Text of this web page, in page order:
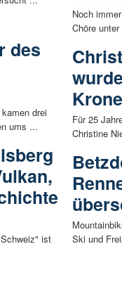
des
drei
ums ...
ist
Noch
Chöre
Für 25
Christine
Ski und